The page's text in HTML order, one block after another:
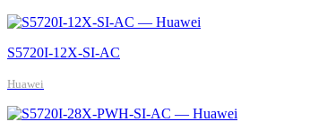
S5720I-12X-SI-AC
Huawei